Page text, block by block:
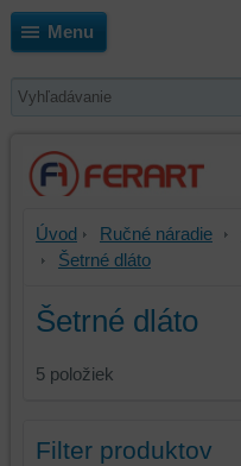
Menu
Úvod Ručné náradie
Šetrné dláto
Šetrné dláto
5 položiek
Filter produktov